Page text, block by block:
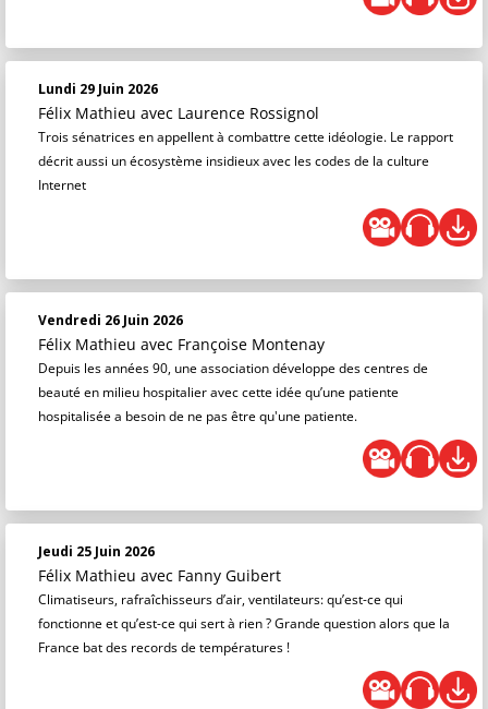
Lundi 29 Juin 2026
Félix Mathieu avec Laurence Rossignol
Trois sénatrices en appellent à combattre cette idéologie. Le rapport
décrit aussi un écosystème insidieux avec les codes de la culture
Internet
Vendredi 26 Juin 2026
Félix Mathieu avec Françoise Montenay
Depuis les années 90, une association développe des centres de
beauté en milieu hospitalier avec cette idée qu’une patiente
hospitalisée a besoin de ne pas être qu'une patiente.
Jeudi 25 Juin 2026
Félix Mathieu avec Fanny Guibert
Climatiseurs, rafraîchisseurs d’air, ventilateurs: qu’est-ce qui
fonctionne et qu’est-ce qui sert à rien ? Grande question alors que la
France bat des records de températures !